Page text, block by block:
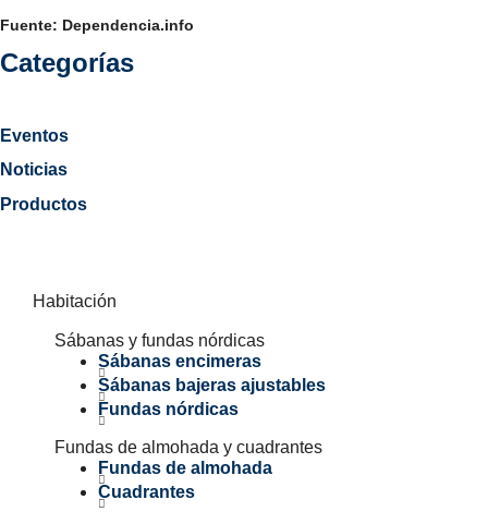
Fuente: Dependencia.info
Categorías
Eventos
Noticias
Productos
Habitación
Sábanas y fundas nórdicas
Sábanas encimeras
Sábanas bajeras ajustables
Fundas nórdicas
Fundas de almohada y cuadrantes
Fundas de almohada
Cuadrantes